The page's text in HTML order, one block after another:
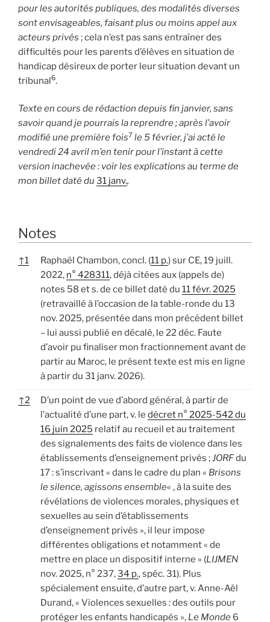
pour les autorités publiques, des modalités diverses
sont envisageables, faisant plus ou moins appel aux
acteurs privés ; cela n’est pas sans entraîner des
difficultés pour les parents d’élèves en situation de
handicap désireux de porter leur situation devant un
tribunal6.
Texte en cours de rédaction depuis fin janvier, sans
savoir quand je pourrais la reprendre ; après l’avoir
modifié une première fois7 le 5février, j’ai acté le
vendredi 24 avril m’en tenir pour l’instant à cette
version inachevée : voir les explications au terme de
mon billet daté du 31 janv.,
Notes
↑1 Raphaël Chambon, concl. (11 p.) sur CE, 19 juill.
2022, n° 428311, déjà citées aux (appels de)
notes 58 et s. de ce billet daté du 11 févr. 2025
(retravaillé à l’occasion de la table-ronde du 13
nov. 2025, présentée dans mon précédent billet
– lui aussi publié en décalé, le 22 déc. Faute
d’avoir pu finaliser mon fractionnement avant de
partir au Maroc, le présent texte est mis en ligne
à partir du 31 janv. 2026).
↑2
D’un point de vue d’abord général, à partir de
l’actualité d’une part, v. le décret n° 2025-542 du
16 juin 2025 relatif au recueil et au traitement
des signalements des faits de violence dans les
établissements d’enseignement privés ;JORFdu
17 : s’inscrivant « dans le cadre du plan « Brisons
le silence, agissons ensemble« , à la suite des
révélations de violences morales, physiques et
sexuelles au sein d’établissements
d’enseignement privés », il leur impose
différentes obligations et notamment « de
mettre en place un dispositif interne » (LIJMEN
nov. 2025, n° 237,34 p., spéc. 31). Plus
spécialement ensuite, d’autre part, v. Anne-Aël
Durand, « Violences sexuelles : des outils pour
protéger les enfants handicapés », Le Monde 6